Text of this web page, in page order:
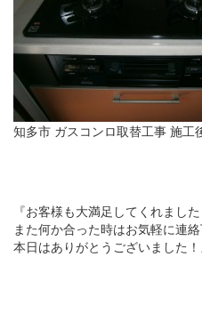
知多市 ガスコンロ取替工事 施工
『お客様も大満足してくれました
また何か合った時はお気軽に連絡
本日はありがとうございました